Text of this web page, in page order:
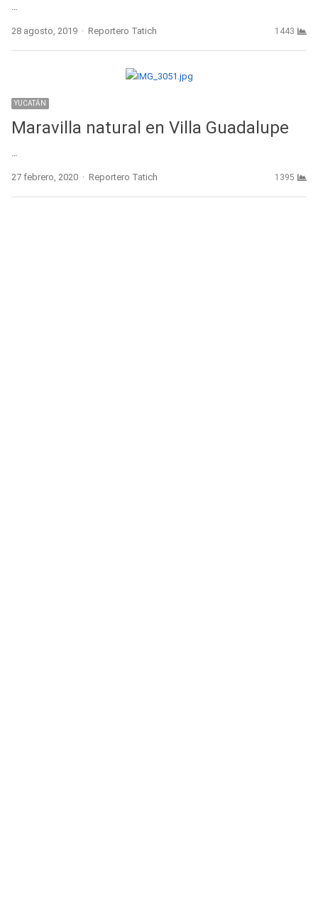
…
28 agosto, 2019 Author
Reportero Tatich 1443
YUCATÁN
Maravilla natural en Villa Guadalupe
…
27 febrero, 2020 Author
Reportero Tatich 1395